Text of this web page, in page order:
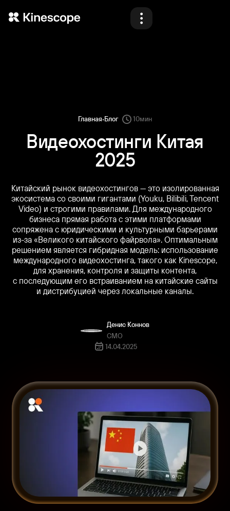
Тарифы
Войти Начать
Назад
Продукты
Плеер
Быстрый и настраиваемый
видеоплеер без рекламы для
сайтов и платформ.
Защищённое хранение,
обработка и быстрая глобальная
поведении аудитории.
Трансляции
Прямые эфиры с минимальной
задержкой и качеством до 4K для
мероприятий, вебинаров и
запусков продуктов.
Панель управления
Единый интерфейс для загрузки,
организации контента и
управления правами доступа.
CDN
Назад
Решения
Для команд
Маркетинг
Бизнес
Медиа и издатели
Интернет-торговля
Для задач
Обучение клиентов
Онлайн-конференции
Внутренние коммуникации
Для индустрии
Финансы
Назад
Материалы
О нас
API
Embed Плеер
Назад
Блог
Статьи
Видео
Главная·Блог 10мин
Видеохостинги Китая
2025
Китайский рынок видеохостингов — это изолированная
экосистема со своими гигантами (Youku, Bilibili, Tencent
Video) и строгими правилами. Для международного
бизнеса прямая работа с этими платформами
сопряжена с юридическими и культурными барьерами
из-за «Великого китайского файрвола». Оптимальным
решением является гибридная модель: использование
международного видеохостинга, такого как Kinescope,
для хранения, контроля и защиты контента,
с последующим его встраиванием на китайские сайты
и дистрибуцией через локальные каналы.
Денис Коннов
CMO
14.04.2025